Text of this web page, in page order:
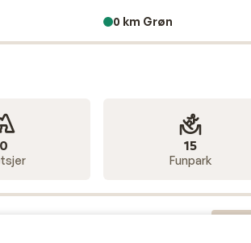
snekanoner i området sørger for, at
Ud over skiløb, snowboarding og
Brixental. Når du bestiller en
betalt hjemmefra.
0 km Grøn
0 15
Funpark